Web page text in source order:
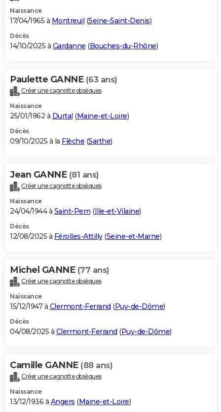
Naissance
17/04/1965 à Montreuil (Seine-Saint-Denis)
Décès
14/10/2025 à Gardanne (Bouches-du-Rhône)
Paulette GANNE (63 ans)
Créer une cagnotte obsèques
Naissance
25/01/1962 à Durtal (Maine-et-Loire)
Décès
09/10/2025 à la Flèche (Sarthe)
Jean GANNE (81 ans)
Créer une cagnotte obsèques
Naissance
24/04/1944 à Saint-Pern (Ille-et-Vilaine)
Décès
12/08/2025 à Férolles-Attilly(Seine-et-Marne)
Michel GANNE (77 ans)
Créer une cagnotte obsèques
Naissance
15/12/1947 à Clermont-Ferrand (Puy-de-Dôme)
Décès
04/08/2025 à Clermont-Ferrand (Puy-de-Dôme)
Camille GANNE (88 ans)
Créer une cagnotte obsèques
Naissance
13/12/1936 à Angers (Maine-et-Loire)